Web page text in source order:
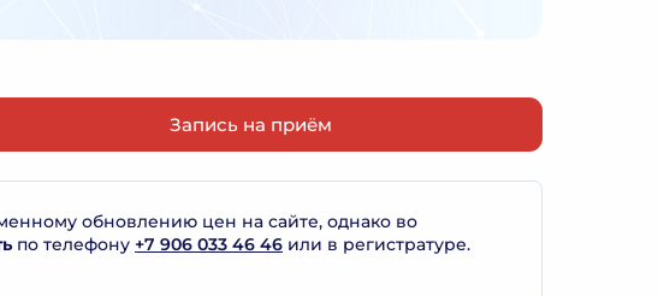
Запись на приём
обновлению цен на сайте, однако во
по телефону +7 906 033 46 46 или в регистратуре.